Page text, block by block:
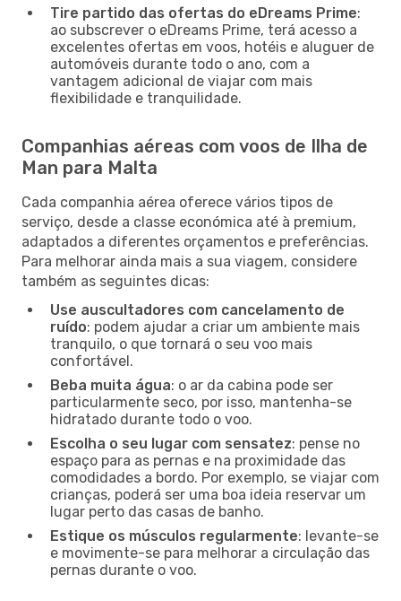
Tire partido das ofertas do eDreams Prime:
ao subscrever o eDreams Prime, terá acesso a
excelentes ofertas em voos, hotéis e aluguer de
automóveis durante todo o ano, com a
vantagem adicional de viajar com mais
flexibilidade e tranquilidade.
Companhias aéreas com voos de Ilha de
Man para Malta
Cada companhia aérea oferece vários tipos de
serviço, desde a classe económica até à premium,
adaptados a diferentes orçamentos e preferências.
Para melhorar ainda mais a sua viagem, considere
também as seguintes dicas:
Use auscultadores com cancelamento de
ruído: podem ajudar a criar um ambiente mais
tranquilo, o que tornará o seu voo mais
confortável.
Beba muita água: o ar da cabina pode ser
particularmente seco, por isso, mantenha-se
hidratado durante todo o voo.
Escolha o seu lugar com sensatez: pense no
espaço para as pernas e na proximidade das
comodidades a bordo. Por exemplo, se viajar com
crianças, poderá ser uma boa ideia reservar um
lugar perto das casas de banho.
Estique os músculos regularmente: levante-se
e movimente-se para melhorar a circulação das
pernas durante o voo.